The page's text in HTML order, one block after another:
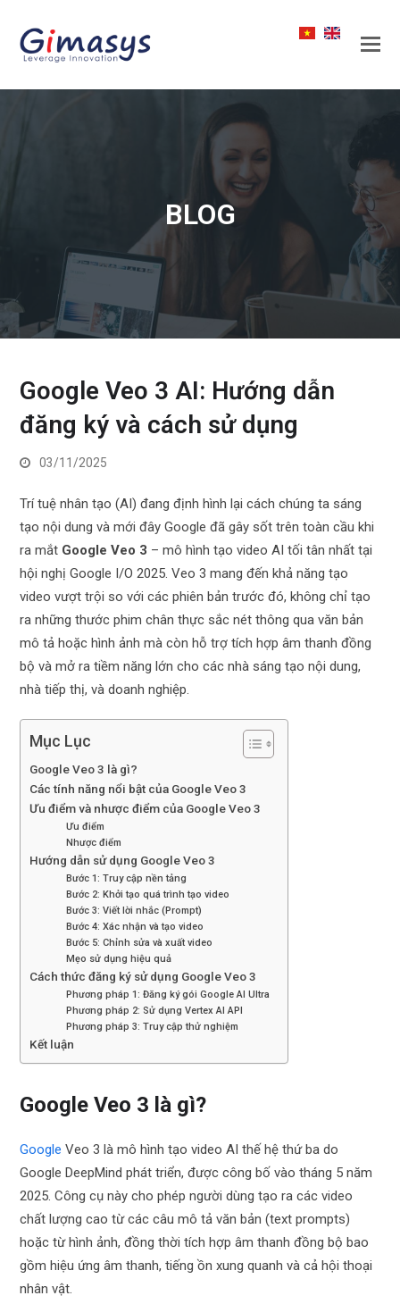
BLOG
Google Veo 3 AI: Hướng dẫn
đăng ký và cách sử dụng
03/11/2025
Trí tuệ nhân tạo (AI) đang định hình lại cách chúng ta sáng
tạo nội dung và mới đây Google đã gây sốt trên toàn cầu khi
ra mắt Google Veo 3 – mô hình tạo video AI tối tân nhất tại
hội nghị Google I/O 2025. Veo 3 mang đến khả năng tạo
video vượt trội so với các phiên bản trước đó, không chỉ tạo
ra những thước phim chân thực sắc nét thông qua văn bản
mô tả hoặc hình ảnh mà còn hỗ trợ tích hợp âm thanh đồng
bộ và mở ra tiềm năng lớn cho các nhà sáng tạo nội dung,
nhà tiếp thị, và doanh nghiệp.
Mục Lục
Google Veo 3 là gì?
Các tính năng nổi bật của Google Veo 3
Ưu điểm và nhược điểm của Google Veo 3
Ưu điểm
Nhược điểm
Hướng dẫn sử dụng Google Veo 3
Bước 1: Truy cập nền tảng
Bước 2: Khởi tạo quá trình tạo video
Bước 3: Viết lời nhắc (Prompt)
Bước 4: Xác nhận và tạo video
Bước 5: Chỉnh sửa và xuất video
Mẹo sử dụng hiệu quả
Cách thức đăng ký sử dụng Google Veo 3
Phương pháp 1: Đăng ký gói Google AI Ultra
Phương pháp 2: Sử dụng Vertex AI API
Phương pháp 3: Truy cập thử nghiệm
Kết luận
Google Veo 3 là gì?
Google Veo 3 là mô hình tạo video AI thế hệ thứ ba do
Google DeepMind phát triển, được công bố vào tháng 5 năm
2025. Công cụ này cho phép người dùng tạo ra các video
chất lượng cao từ các câu mô tả văn bản (text prompts)
hoặc từ hình ảnh, đồng thời tích hợp âm thanh đồng bộ bao
gồm hiệu ứng âm thanh, tiếng ồn xung quanh và cả hội thoại
nhân vật.